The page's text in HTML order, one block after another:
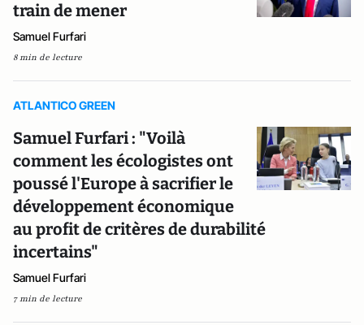
train de mener
Samuel Furfari
8 min de lecture
ATLANTICO GREEN
Samuel Furfari : "Voilà
comment les écologistes ont
poussé l'Europe à sacrifier le
développement économique
au profit de critères de durabilité
incertains"
Samuel Furfari
7 min de lecture